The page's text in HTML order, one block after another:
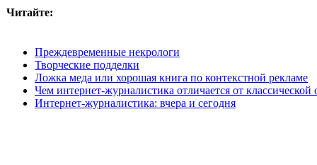
Читайте:
Преждевременные некрологи
Творческие подделки
Ложка меда или хорошая книга по контекстной рекламе
Чем интернет-журналистика отличается от
Интернет-журналистика: вчера и сегодня